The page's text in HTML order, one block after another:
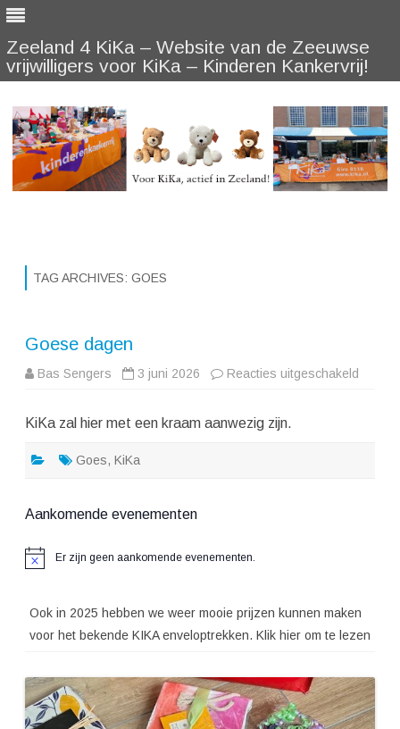
Zeeland 4 KiKa – Website van de Zeeuwse
vrijwilligers voor KiKa – Kinderen Kankervrij!
TAG ARCHIVES: GOES
Goese dagen
Bas Sengers 3 juni 2026 Reacties uitgeschakeld
KiKa zal hier met een kraam aanwezig zijn.
Goes, KiKa
Aankomende evenementen
BerichtEr zijn geen aankomende evenementen.
Ook in 2025 hebben we weer mooie prijzen kunnen maken
voor het bekende KIKA enveloptrekken. Klik hier om te lezen